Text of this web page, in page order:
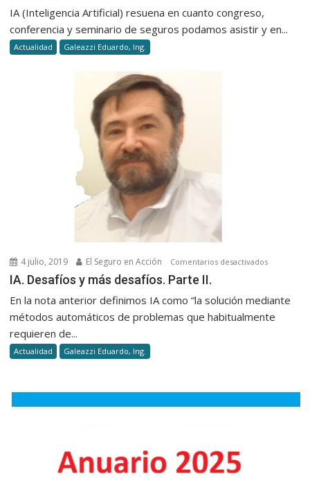
y
IA (Inteligencia Artificial) resuena en cuanto congreso,
conferencia y seminario de seguros podamos asistir y en...
Actualidad Galeazzi Eduardo, Ing.
4 julio, 2019 El Seguro en Acción Comentarios desactivadosen
y
más
IA. Desafíos y más desafíos. Parte II.
En la nota anterior definimos IA como “la solución mediante
métodos automáticos de problemas que habitualmente
requieren de...
Actualidad Galeazzi Eduardo, Ing.